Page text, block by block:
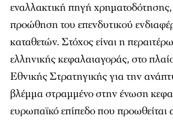
εναλλακτική πηγή
προώθηση του επενδυτικού
καταθετών. Στόχος είναι η
ελληνικής κεφαλαιαγοράς, στο
Εθνικής Στρατηγικής για την
βλέμμα στραμμένο στην ένωση
ευρωπαϊκό επίπεδο που